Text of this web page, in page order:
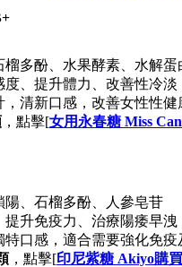
榴多酚、水果酵素、水解蛋
度、提升體力、改善性冷淡
清新口感，改善女性性健
，點擊[女用永春糖 Miss
陽、石榴多酚、人參皂苷
提升免疫力、治療陽痿早洩
口感，適合需要強化免疫
，點擊[印尼紫糖 Akiyo購買